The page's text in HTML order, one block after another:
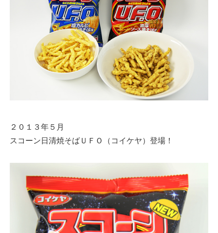
２０１３年５月
スコーン日清焼そばＵＦＯ（コイケヤ）登場！